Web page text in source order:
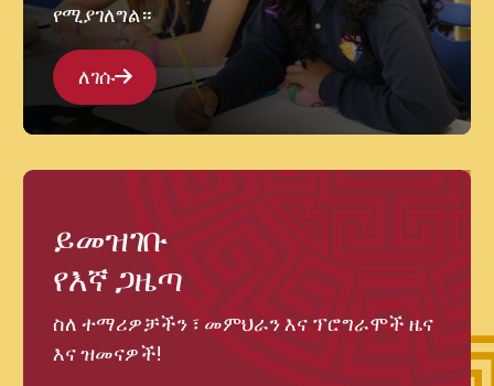
የሚያገለግል።
ለገሱ
ይመዝገቡ
የእኛ ጋዜጣ
ስለ ተማሪዎቻችን ፣ መምህራን እና ፕሮግራሞች ዜና
እና ዝመናዎች!